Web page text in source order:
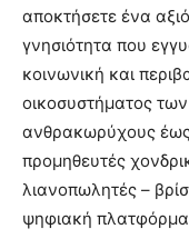
αποκτήσετε ένα
γνησιότητα που
κοινωνική και
οικοσυστήματος
ανθρακωρύχους
προμηθευτές
λιανοπωλητές –
ψηφιακή